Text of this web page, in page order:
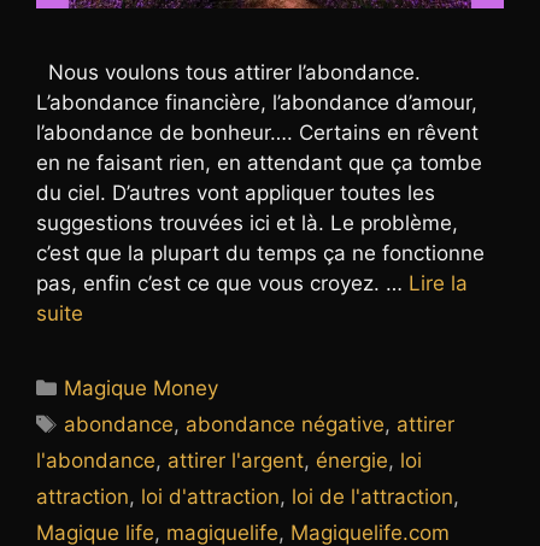
Nous voulons tous attirer l’abondance.
L’abondance financière, l’abondance d’amour,
l’abondance de bonheur…. Certains en rêvent
en ne faisant rien, en attendant que ça tombe
du ciel. D’autres vont appliquer toutes les
suggestions trouvées ici et là. Le problème,
c’est que la plupart du temps ça ne fonctionne
pas, enfin c’est ce que vous croyez. … Lire la
suite
Catégories
Magique Money
Étiquettes
abondance, abondance négative, attirer
l'abondance, attirer l'argent, énergie, loi
attraction, loi d'attraction, loi de l'attraction,
Magique life, magiquelife, Magiquelife.com